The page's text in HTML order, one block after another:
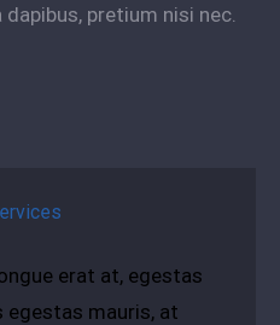
pretium nisi nec.
erat at, egestas
egestas mauris, at